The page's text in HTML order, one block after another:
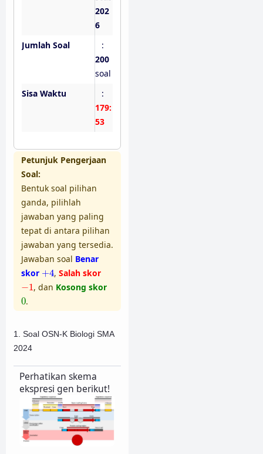
202
6
Jumlah Soal
:
200
soal
Sisa Waktu
:
179:
52
Petunjuk Pengerjaan
Soal:
Bentuk soal pilihan
ganda, pilihlah
jawaban yang paling
tepat di antara pilihan
jawaban yang tersedia.
Jawaban soal Benar
skor +4
+ 4, Salah skor
−1
1 , dan Kosong skor
0
0.
1. Soal OSN-K Biologi SMA
2024
Perhatikan skema
ekspresi gen berikut!